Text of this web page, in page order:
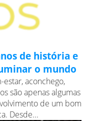
de história e
o mundo
estar, aconchego,
são apenas algumas
de um bom
Desde...